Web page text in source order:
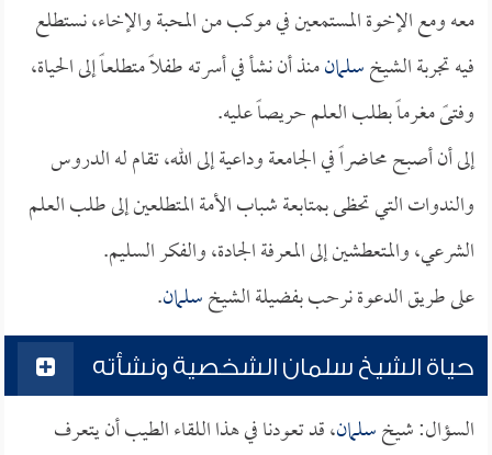
معه ومع الإخوة المستمعين في موكب من المحبة والإخاء، نستطلع
فيه تجربة الشيخسلمانمنذ أن نشأ في أسرته طفلاً متطلعاً إلى الحياة،
وفتىً مغرماً بطلب العلم حريصاً عليه.
إلى أن أصبح محاضراً في الجامعة وداعية إلى الله، تقام له الدروس
والندوات التي تحظى بمتابعة شباب الأمة المتطلعين إلى طلب العلم
الشرعي، والمتعطشين إلى المعرفة الجادة، والفكر السليم.
على طريق الدعوة نرحب بفضيلة الشيخسلمان.
حياة الشيخ سلمان الشخصية ونشأته
السؤال: شيخسلمان، قد تعودنا في هذا اللقاء الطيب أن يتعرف